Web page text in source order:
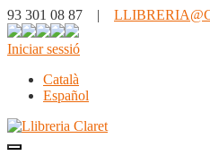
93 301 08 87 |
Iniciar sessió
Català
Español